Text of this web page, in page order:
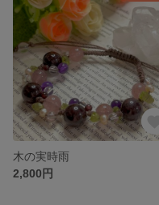
木の実時雨
2,800円